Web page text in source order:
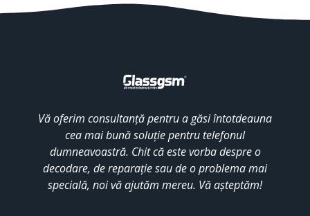
Vă oferim consultanță pentru a găsi întotdeauna
cea mai bună soluție pentru telefonul
dumneavoastră. Chit că este vorba despre o
decodare, de reparație sau de o problema mai
specială, noi vă ajutăm mereu. Vă așteptăm!